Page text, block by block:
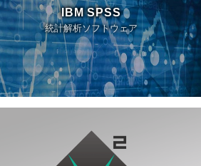
IBM SPSS
統計解析ソフトウェア